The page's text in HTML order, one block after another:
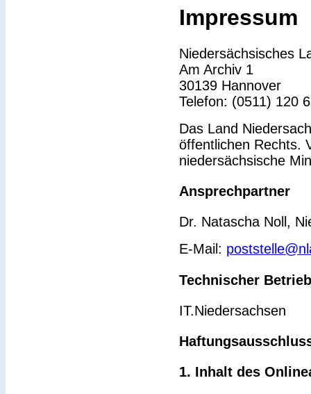
Impressum
Niedersächsisches
Am Archiv 1
30139 Hannover
Telefon: (0511) 120
Das Land
öffentlichen Rechts.
niedersächsische
Ansprechpartner
Dr. Natascha Noll,
E-Mail:
Technischer Betrieb
IT.Niedersachsen
1. Inhalt des